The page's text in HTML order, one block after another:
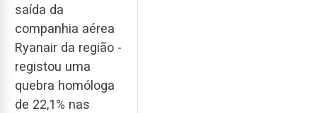
saída da
companhia aérea
Ryanair da região -
registou uma
quebra homóloga
de 22,1% nas